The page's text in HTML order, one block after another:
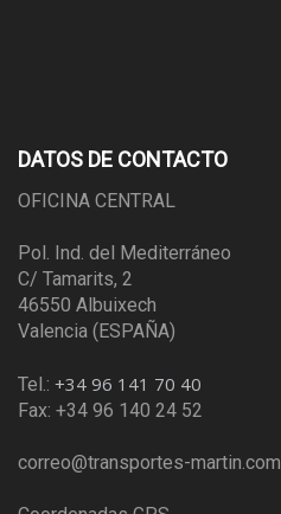
DATOS DE CONTACTO
OFICINA CENTRAL
Pol. Ind. del Mediterráneo
C/ Tamarits, 2
46550 Albuixech
Valencia (ESPAÑA)
Tel.: +34 96 141 70 40
Fax: +34 96 140 24 52
correo@transportes-martin.com